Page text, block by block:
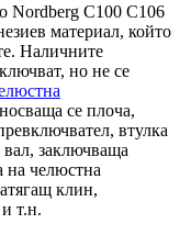
Nordberg C100 C106
материал, който
Наличните
но не се
се плоча,
втулка
заключваща
на челюстна
клин,
т.н.